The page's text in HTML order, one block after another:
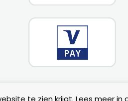
te zien krijgt. Lees meer in
|Webdesign by Yooker– Made